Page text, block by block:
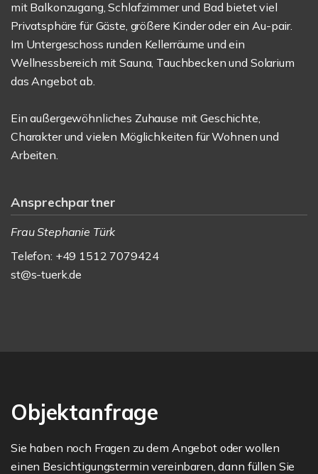
mit Balkonzugang, Schlafzimmer und Bad bietet viel
Privatsphäre für Gäste, größere Kinder oder ein Au-pair.
Im Untergeschoss runden Kellerräume und ein
Wellnessbereich mit Sauna, Tauchbecken und Solarium
das Angebot ab.
Ein außergewöhnliches Zuhause mit Geschichte,
Charakter und vielen Möglichkeiten für Wohnen und
Arbeiten.
Ansprechpartner
Frau Stephanie Türk
Telefon: +49 1512 7079424
st@s-tuerk.de
Objektanfrage
Sie haben noch Fragen zu dem Angebot oder wollen
einen Besichtigungstermin vereinbaren, dann füllen Sie